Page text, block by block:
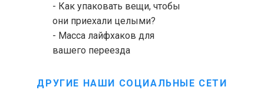
- Как упаковать вещи, чтобы
они приехали целыми?
- Масса лайфхаков для
вашего переезда
ДРУГИЕ НАШИ СОЦИАЛЬНЫЕ СЕТИ